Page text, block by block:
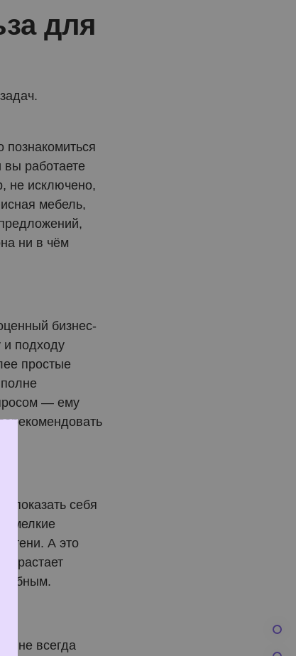
для
познакомиться
работаете
не исключено,
мебель,
ни в чём
бизнес-
и подходу
простые
— ему
показать себя
мелкие
тени. А это
не всегда